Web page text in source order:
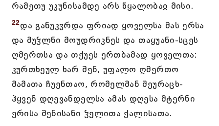
რამეთუ უკუნისამდე არს წყალობაჲ მისი.
22და განუკჳრდა ფრიად ყოველსა მას ერსა
და მუჴლნი მოუდრიკნეს და თაყუანი-სცეს
ღმერთსა და თქუეს ერთბამად ყოველთა:
კურთხეულ ხარ შენ, უფალო ღმერთო
მამათა ჩუენთაო, რომელმან შეურაცხ-
ჰყვენ დღევანდელსა ამას დღესა მტერნი
ერისა შენისანი ჴელითა ქალისათა.